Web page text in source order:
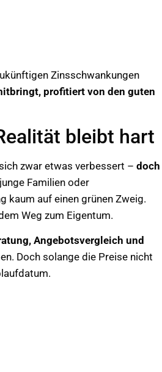
Zinsschwankungen
profitiert von den guten
bleibt hart
zwar etwas verbessert – doch
Familien oder
kaum auf einen grünen Zweig.
Weg zum Eigentum.
Angebotsvergleich und
Doch solange die Preise nicht